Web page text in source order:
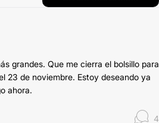
grandes. Que me cierra el bolsillo para
23 de noviembre. Estoy deseando ya
ahora.
4